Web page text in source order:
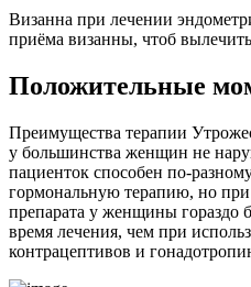
Визанна при лечении
приёма визанны, чтоб
Положительные
Преимущества терапии
у большинства женщин не
пациенток способен по-
гормональную терапию, но
препарата у женщины гораздо
время лечения, чем при
контрацептивов и